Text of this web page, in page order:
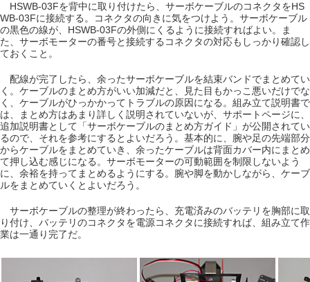
HSWB-03Fを背中に取り付けたら、サーボケーブルのコネクタをHS
WB-03Fに接続する。コネクタの向きに気をつけよう。サーボケーブル
の黒色の線が、HSWB-03Fの外側にくるように接続すればよい。ま
た、サーボモーターの番号と接続するコネクタの対応もしっかり確認し
ておくこと。
配線が完了したら、余ったサーボケーブルを結束バンドでまとめてい
く。ケーブルのまとめ方がいい加減だと、見た目もかっこ悪いだけでな
く、ケーブルがひっかかってトラブルの原因になる。組み立て説明書で
は、まとめ方はあまり詳しく説明されていないが、サポートページに、
追加説明書として「サーボケーブルのまとめ方ガイド」が公開されてい
るので、それを参考にするとよいだろう。基本的に、腕や足の先端部分
からケーブルをまとめていき、余ったケーブルは背面カバー内にまとめ
て押し込む感じになる。サーボモーターの可動範囲を制限しないよう
に、余裕を持ってまとめるようにする。腕や脚を動かしながら、ケーブ
ルをまとめていくとよいだろう。
サーボケーブルの整理が終わったら、充電済みのバッテリを胸部に取
り付け、バッテリのコネクタを電源コネクタに接続すれば、組み立て作
業は一通り完了だ。